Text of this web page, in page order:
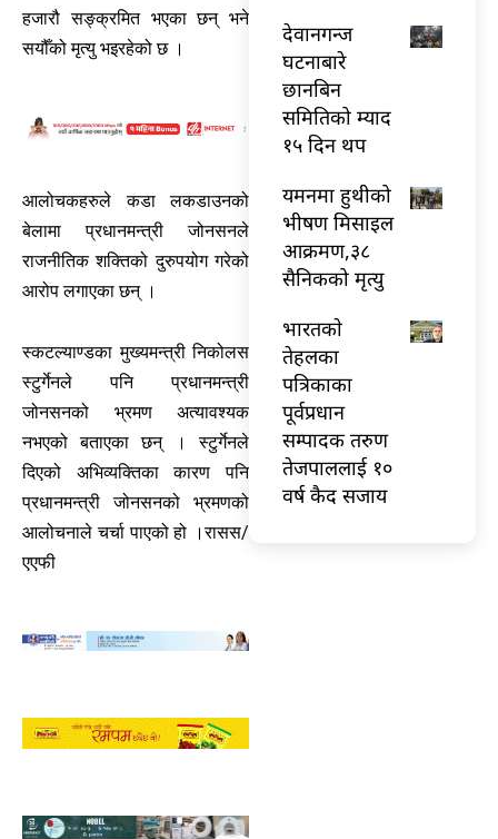
हजारौ सङ्क्रमित भएका छन् भने
सयौँको मृत्यु भइरहेको छ ।
आलोचकहरुले कडा लकडाउनको
बेलामा प्रधानमन्त्री जोनसनले
राजनीतिक शक्तिको दुरुपयोग गरेको
आरोप लगाएका छन् ।
स्कटल्याण्डका मुख्यमन्त्री निकोलस
स्टुर्गेनले पनि प्रधानमन्त्री
जोनसनको भ्रमण अत्यावश्यक
नभएको बताएका छन् । स्टुर्गेनले
दिएको अभिव्यक्तिका कारण पनि
प्रधानमन्त्री जोनसनको भ्रमणको
आलोचनाले चर्चा पाएको हो ।रासस/
एएफी
देवानगन्ज
घटनाबारे
छानबिन
समितिको म्याद
१५ दिन थप
यमनमा हुथीको
भीषण मिसाइल
आक्रमण,३८
सैनिकको मृत्यु
भारतकाे
तेहलका
पत्रिकाका
पूर्वप्रधान
सम्पादक तरुण
तेजपाललाई १०
वर्ष कैद सजाय